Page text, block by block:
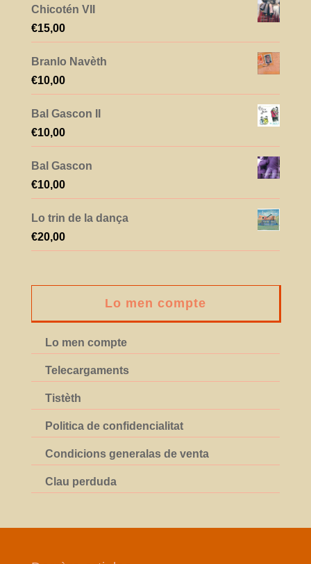
Chicotén VII
€15,00
Branlo Navèth
€10,00
Bal Gascon II
€10,00
Bal Gascon
€10,00
Lo trin de la dança
€20,00
Lo men compte
Lo men compte
Telecargaments
Tistèth
Politica de confidencialitat
Condicions generalas de venta
Clau perduda